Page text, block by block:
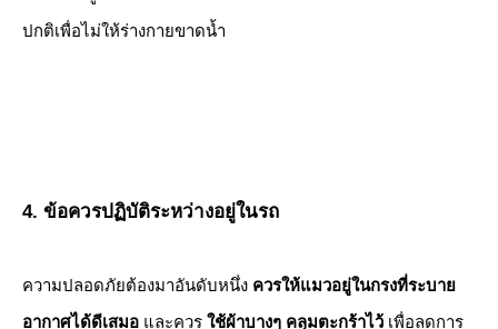
ปกติเพื่อไม่ให้ร่างกายขาดน้ำ
4. ข้อควรปฏิบัติระหว่างอยู่ในรถ
​ความปลอดภัยต้องมาอันดับหนึ่ง ควรให้แมวอยู่ในกรงที่ระบาย
อากาศได้ดีเสมอ และควร ใช้ผ้าบางๆ คลุมตะกร้าไว้ เพื่อลดการ